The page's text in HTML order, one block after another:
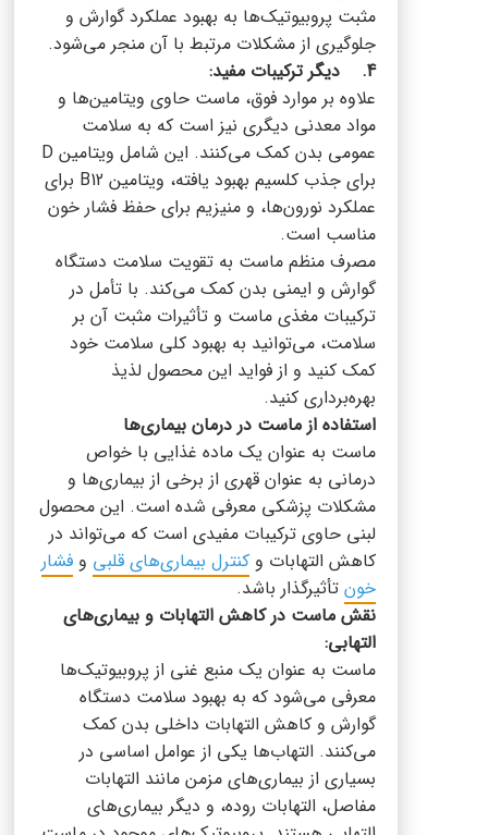
مثبت پروبیوتیک‌ها به بهبود عملکرد گوارش و
جلوگیری از مشکلات مرتبط با آن منجر می‌شود.
4. دیگر ترکیبات مفید:
علاوه بر موارد فوق، ماست حاوی ویتامین‌ها و
مواد معدنی دیگری نیز است که به سلامت
عمومی بدن کمک می‌کنند. این شامل ویتامین D
برای جذب کلسیم بهبود یافته، ویتامین B12 برای
عملکرد نورون‌ها، و منیزیم برای حفظ فشار خون
مناسب است.
مصرف منظم ماست به تقویت سلامت دستگاه
گوارش و ایمنی بدن کمک می‌کند. با تأمل در
ترکیبات مغذی ماست و تأثیرات مثبت آن بر
سلامت، می‌توانید به بهبود کلی سلامت خود
کمک کنید و از فواید این محصول لذیذ
بهره‌برداری کنید.
استفاده از ماست در درمان بیماری‌ها
ماست به عنوان یک ماده غذایی با خواص
درمانی به عنوان قهری از برخی از بیماری‌ها و
مشکلات پزشکی معرفی شده است. این محصول
لبنی حاوی ترکیبات مفیدی است که می‌تواند در
کاهش التهابات وکنترل بیماری‌های قلبی وفشار
خون تأثیرگذار باشد.
نقش ماست در کاهش التهابات و بیماری‌های
التهابی:
ماست به عنوان یک منبع غنی از پروبیوتیک‌ها
معرفی می‌شود که به بهبود سلامت دستگاه
گوارش و کاهش التهابات داخلی بدن کمک
می‌کنند. التهاب‌ها یکی از عوامل اساسی در
بسیاری از بیماری‌های مزمن مانند التهابات
مفاصل، التهابات روده، و دیگر بیماری‌های